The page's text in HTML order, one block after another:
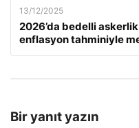
13/12/2025
2026’da bedelli
enflasyon tahminiyle
Bir yanıt yazın